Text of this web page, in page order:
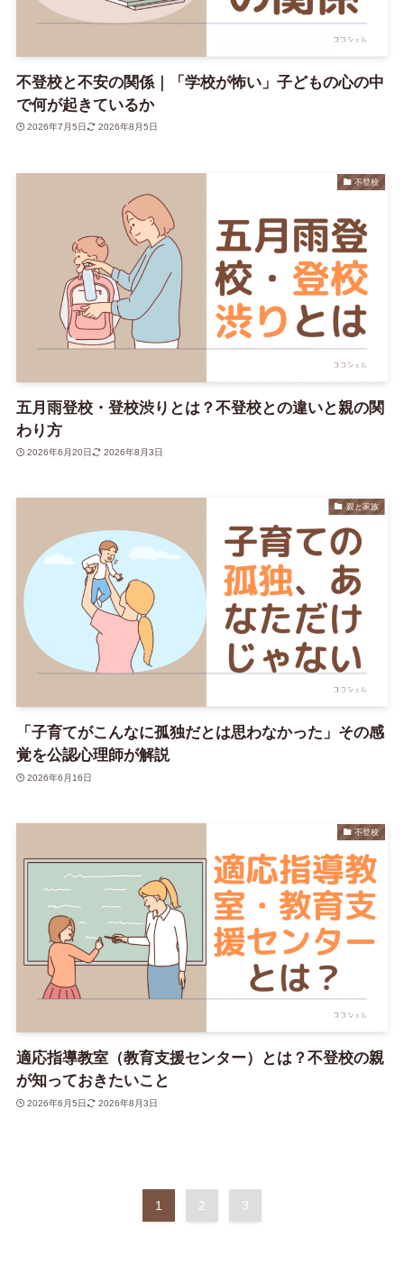
不登校と不安の関係｜「学校が怖い」子どもの心の中
で何が起きているか
2026年7月5日 2026年8月5日
不登校
五月雨登校・登校渋りとは？不登校との違いと親の関
わり方
2026年6月20日 2026年8月3日
親と家族
「子育てがこんなに孤独だとは思わなかった」その感
覚を公認心理師が解説
2026年6月16日
不登校
適応指導教室（教育支援センター）とは？不登校の親
が知っておきたいこと
2026年6月5日 2026年8月3日
1 2 3